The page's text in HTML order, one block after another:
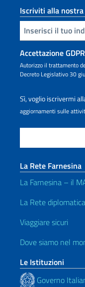
Iscriviti alla
Inserisci la tua email
Accettazione GDPR
Autorizzo il trattamento
Decreto Legislativo 30
Sì, voglio iscrivermi
aggiornamenti sulle
La Rete Farnesina
La Farnesina – il
La Rete diplomatica
Viaggiare sicuri
Dove siamo nel
Le Istituzioni
Governo